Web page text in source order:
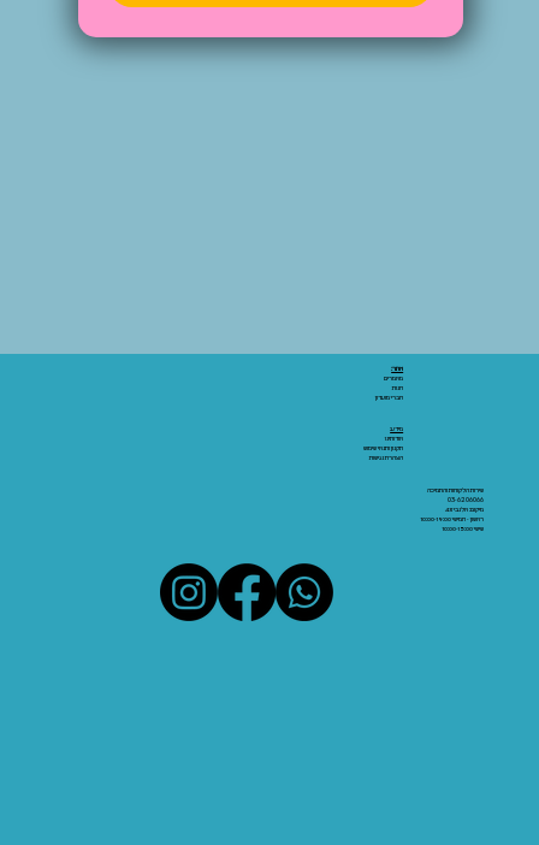
שירות הלקוחות והתמיכה
03-6206066
מיקום: אלנבי 43
ראשון - חמישי 10:00-19:00
שישי 10:00-15:00
אתר:
מאמרים
חנות
חברי מועדון
מידע:
אודותינו
תקנון ותנאי שימוש
הצהרת נגישות